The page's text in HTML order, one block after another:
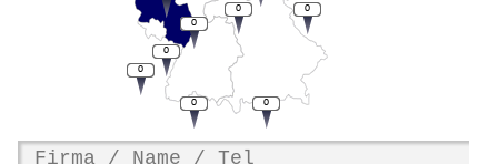
0
0
0
0
0
0
0